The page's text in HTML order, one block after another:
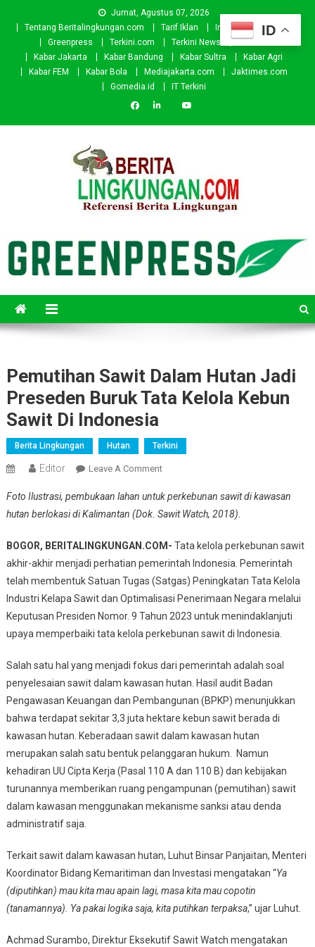
Jumat, Agustus 07, 2026
Tentang Beritalingkungan.com
Tarif Iklan Investor
Donasi
Greenpress
Terkini.com Terkini News
Kabar.id
Kabar Jakarta
Kabar Bandung Kabar Sultra
Kabar Agri
Kabar FEM
Kabar Bola Mediajakarta.com
Jaktimes.com
Gomedia.id
IT Terkini
Pemutihan Sawit Dalam Hutan Jadi
Preseden Buruk Tata Kelola Kebun
Sawit Di Indonesia
Berita Lingkungan Hutan Terkini
Editor Leave A CommentOn
Sawit
Dalam
Jadi
Preseden
Buruk
Tata
Kelola
Kebun
Di
Indonesia
Foto Ilustrasi, pembukaan lahan untuk perkebunan sawit di kawasan
hutan berlokasi di Kalimantan (Dok. Sawit Watch, 2018).
BOGOR, BERITALINGKUNGAN.COM- Tata kelola perkebunan sawit
akhir-akhir menjadi perhatian pemerintah Indonesia. Pemerintah
telah membentuk Satuan Tugas (Satgas) Peningkatan Tata Kelola
Industri Kelapa Sawit dan Optimalisasi Penerimaan Negara melalui
Keputusan Presiden Nomor. 9 Tahun 2023 untuk menindaklanjuti
upaya memperbaiki tata kelola perkebunan sawit di Indonesia.
Salah satu hal yang menjadi fokus dari pemerintah adalah soal
penyelesaian sawit dalam kawasan hutan. Hasil audit Badan
Pengawasan Keuangan dan Pembangunan (BPKP) menunjukkan
bahwa terdapat sekitar 3,3 juta hektare kebun sawit berada di
kawasan hutan. Keberadaan sawit dalam kawasan hutan
merupakan salah satu bentuk pelanggaran hukum. Namun
kehadiran UU Cipta Kerja (Pasal 110 A dan 110 B) dan kebijakan
turunannya memberikan ruang pengampunan (pemutihan) sawit
dalam kawasan menggunakan mekanisme sanksi atau denda
administratif saja.
Terkait sawit dalam kawasan hutan, Luhut Binsar Panjaitan, Menteri
Koordinator Bidang Kemaritiman dan Investasi mengatakan “Ya
(diputihkan) mau kita mau apain lagi, masa kita mau copotin
(tanamannya). Ya pakai logika saja, kita putihkan terpaksa,” ujar Luhut.
Achmad Surambo, Direktur Eksekutif Sawit Watch mengatakan
ID